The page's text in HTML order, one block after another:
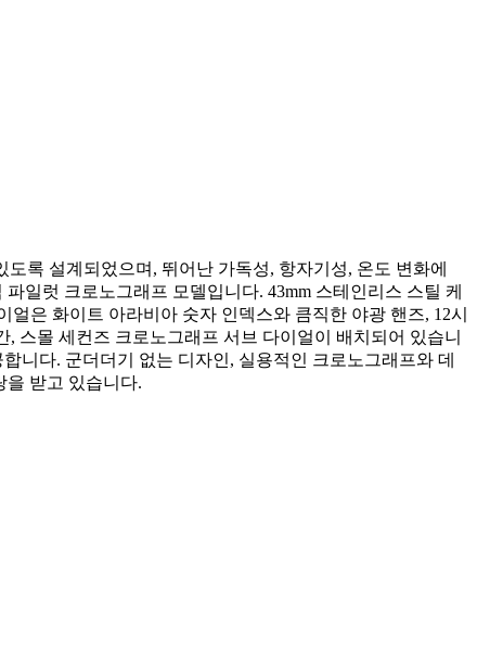
록 설계되었으며, 뛰어난 가독성, 항자기성, 온도 변화에
일럿 크로노그래프 모델입니다. 43mm 스테인리스 스틸 케
은 화이트 아라비아 숫자 인덱스와 큼직한 야광 핸즈, 12시
스몰 세컨즈 크로노그래프 서브 다이얼이 배치되어 있습니
니다. 군더더기 없는 디자인, 실용적인 크로노그래프와 데
을 받고 있습니다.